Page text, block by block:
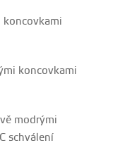
koncovkami
koncovkami
modrými
schválení